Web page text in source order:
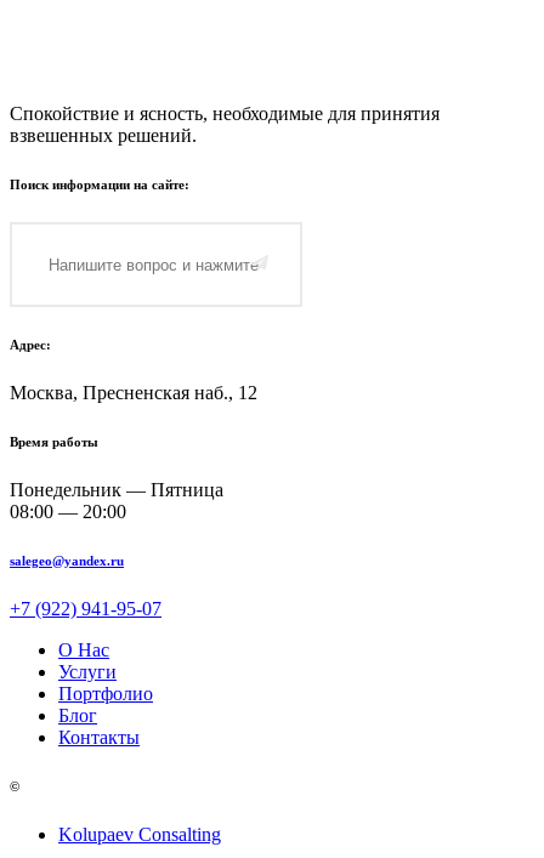
Спокойствие и ясность, необходимые для принятия
взвешенных решений.
Поиск информации на сайте:
Адрес:
Москва, Пресненская наб., 12
Время работы
Понедельник — Пятница
08:00 — 20:00
salegeo@yandex.ru
+7 (922) 941-95-07
О Нас
Услуги
Портфолио
Блог
Контакты
©
Kolupaev Consalting